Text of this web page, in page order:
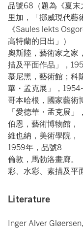
品號68（題為《夏末
里加，「挪威現代藝
《Saules lekts
高特蘭的日出」）
奧斯陸，藝術家之家
描及平面作品」，
慕尼黑，藝術館；科
華・孟克展」，
哥本哈根，國家藝術
「愛德華・孟克展
伯恩，藝術博物館，
維也納，美術學院，
1959年，品號8
倫敦，馬勃洛畫廊。
彩、水彩、素描及平
Literature
Inger Alver Gløersen,